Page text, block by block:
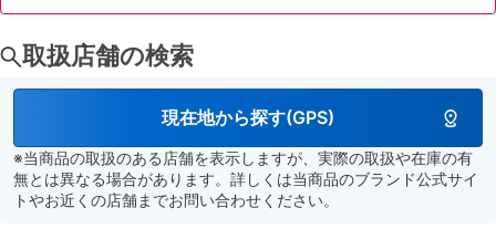
取扱店舗の検索
現在地から探す(GPS)
※当商品の取扱のある店舗を表示しますが、実際の取扱や在庫の有
無とは異なる場合があります。詳しくは当商品のブランド公式サイ
トやお近くの店舗までお問い合わせください。